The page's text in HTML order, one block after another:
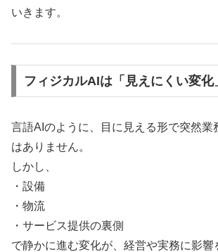
いきます。
フィジカルAIは「見えにくい変化
言語AIのように、目に見える形で突然業
はありません。
しかし、
・設備
・物流
・サービス提供の裏側
で静かに進む変化が、経営や実務に影響